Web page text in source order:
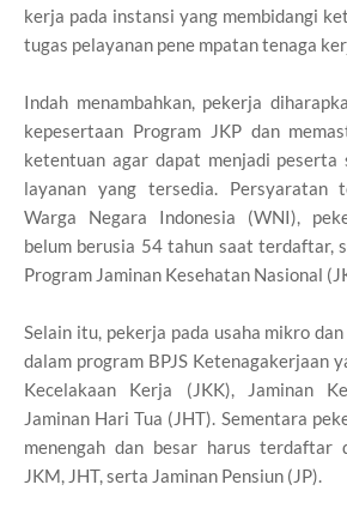
kerja pada instansi yang membidangi
tugas pelayanan pene mpatan tenaga
Indah menambahkan, pekerja
kepesertaan Program JKP dan
ketentuan agar dapat menjadi peserta
layanan yang tersedia. Persyaratan
Warga Negara Indonesia (WNI),
belum berusia 54 tahun saat terdaftar,
Program Jaminan Kesehatan Nasional
Selain itu, pekerja pada usaha mikro
dalam program BPJS Ketenagakerjaan
Kecelakaan Kerja (JKK), Jaminan
Jaminan Hari Tua (JHT). Sementara
menengah dan besar harus terdaftar
JKM, JHT, serta Jaminan Pensiun (JP).